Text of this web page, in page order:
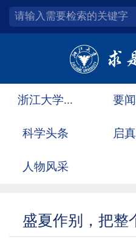
浙江大学... 要
科学头条 启
人物风采
盛夏作别，把整